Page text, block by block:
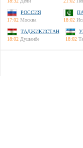
РОССИЯ
17:02 Москва
18:02
ТАДЖИКИСТАН
18:02 Душанбе
18:02